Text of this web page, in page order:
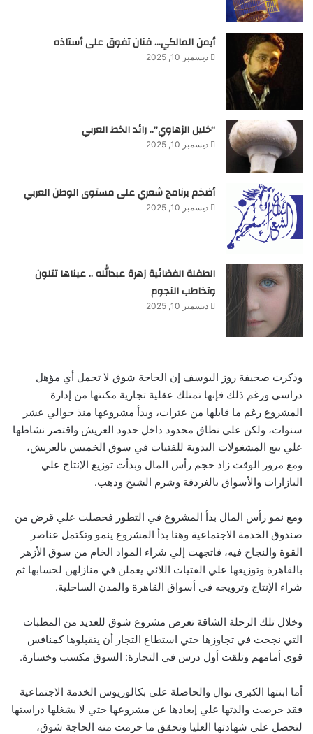
أيمن المالكي… فنان تفوق على أستاذه
ديسمبر 10, 2025
“خليل الزهاوي”.. رائد الخط العربي
ديسمبر 10, 2025
أضخم برنامج شعري على مستوى الوطن العربي
ديسمبر 10, 2025
الطفلة الفضائية زهرة عبدالله .. عيناها تتلون
وتخاطب النجوم
ديسمبر 10, 2025
وذكرت صحيفة روز اليوسف إن الحاجة شوق لا تحمل أي مؤهل
دراسي ورغم ذلك فإنها تمتلك عقلية تجارية مكنتها من إدارة
المشروع رغم ما قابلها من عثرات،‮ ‬وبدأ مشروعها منذ حوالي عشر
سنوات،‮ ‬ولكن علي نطاق محدود داخل حدود العريش واقتصر نشاطها
علي بيع المشغولات اليدوية للفتيات في سوق الخميس بالعريش،‮
‬ومع مرور الوقت زاد حجم رأس المال وبدأت توزيع الإنتاج علي
البازارات والأسواق بالغردقة وشرم الشيخ ودهب‮.‬
ومع نمو رأس المال بدأ المشروع في التطور فحصلت علي قرض من
صندوق الخدمة الاجتماعية وهنا بدأ المشروع ينمو وتكتمل عناصر
القوة والنجاح فيه،‮ ‬فاتجهت إلي شراء المواد الخام من سوق الأزهر
بالقاهرة وتوزيعها علي الفتيات اللائي يعملن في منازلهن لحسابها ثم
شراء الإنتاج وترويجه في أسواق القاهرة والمدن الساحلية‮.‬
وخلال تلك الرحلة الشاقة تعرض مشروع‮ شوق‮ ‬للعديد من المطبات
التي نجحت في تجاوزها حتي استطاع التجار أن‮ ‬يتقبلوها كمنافس
قوي‮ ‬أمامهم وتلقت أول درس في‮ ‬التجارة‮: السوق مكسب وخسارة‮.‬
أما ابنتها الكبري نوال والحاصلة علي بكالوريوس الخدمة الاجتماعية
فقد حرصت والدتها علي إبعادها عن مشروعها حتي لا يشغلها دراستها
لتحصل علي شهادتها العليا وتحقق ما حرمت منه الحاجة‮ شوق‮‬،‮